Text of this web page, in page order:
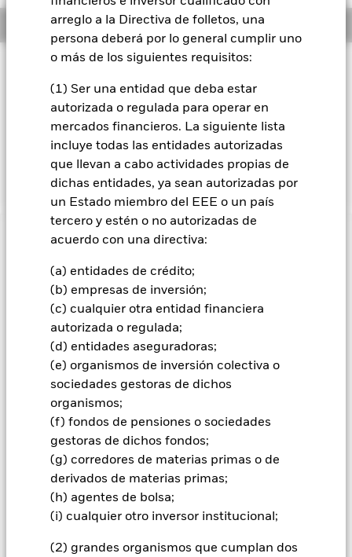
arreglo a la Directiva de folletos, una
persona deberá por lo general cumplir uno
o más de los siguientes requisitos:
(1) Ser una entidad que deba estar
autorizada o regulada para operar en
mercados financieros. La siguiente lista
incluye todas las entidades autorizadas
que llevan a cabo actividades propias de
dichas entidades, ya sean autorizadas por
un Estado miembro del EEE o un país
tercero y estén o no autorizadas de
acuerdo con una directiva:
(a) entidades de crédito;
(b) empresas de inversión;
(c) cualquier otra entidad financiera
autorizada o regulada;
(d) entidades aseguradoras;
(e) organismos de inversión colectiva o
sociedades gestoras de dichos
organismos;
(f) fondos de pensiones o sociedades
gestoras de dichos fondos;
(g) corredores de materias primas o de
derivados de materias primas;
(h) agentes de bolsa;
(i) cualquier otro inversor institucional;
(2) grandes organismos que cumplan dos
Información general
Filosofía de inversión
El Fondo Global Government Bond busca maximizar los
beneficios totales. El fondo invierte al menos un 70 % de sus
activos totales en valores transferibles de renta fija con
gobiernos, como por sus agencias. La exposición a las divisas
se gestiona de forma flexible.
INFORMACIÓN IMPORTANTE: Capital en Riesgo.
subir o bajar, y no están garantizados. Es posible que los
inversores no recuperen la cantidad invertida originalmente.
Todas las clases de acciones con cobertura de divisas de este
fondo utilizan derivados para cubrir el riesgo de divisas. El
uso de derivados para una clase de acciones podría conllevar
un posible riesgo de contagio (también denominado «spill-
over») a otras clases de acciones del fondo. La sociedad
gestora del fondo se asegurará de que se dispone de los
procedimientos adecuados para minimizar el riesgo de
contagio a otras clases de acciones. En el menú desplegable
que figura justo debajo del nombre del fondo, podrá ver un
listado de todas las clases de acciones del fondo: las clases de
acciones con cobertura de divisas se identifican mediante la
palabra «Hedged» en su nombre. Además, el listado
completo de todas las clases de acciones con cobertura de
gestora del fondo.